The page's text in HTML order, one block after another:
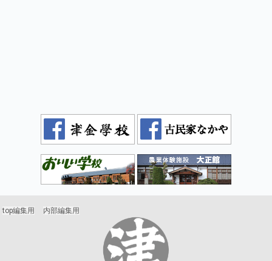
top編集用 内部編集用